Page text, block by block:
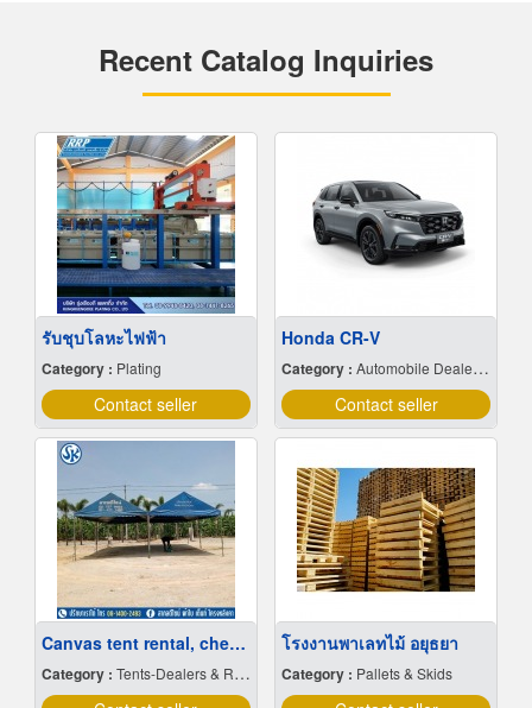
Recent Catalog Inquiries
รับชุบโลหะไฟฟ้า
Category : Plating
Contact seller
Honda CR-V
Category : Automobile Dealers-New Cars
Contact seller
Canvas tent rental, cheap price
Category : Tents-Dealers & Renting
โรงงานพาเลทไม้ อยุธยา
Category : Pallets & Skids